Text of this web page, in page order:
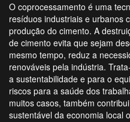
O coprocessamento é uma
resíduos industriais e urbanos
produção do cimento. A
de cimento evita que sejam
mesmo tempo, reduz a
renováveis pela indústria.
a sustentabilidade e para o
riscos para a saúde dos
muitos casos, também
sustentável da economia local